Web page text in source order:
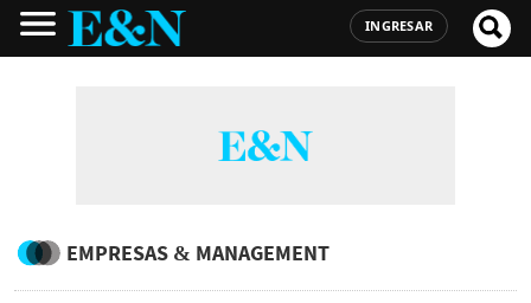
INGRESAR
EMPRESAS & MANAGEMENT